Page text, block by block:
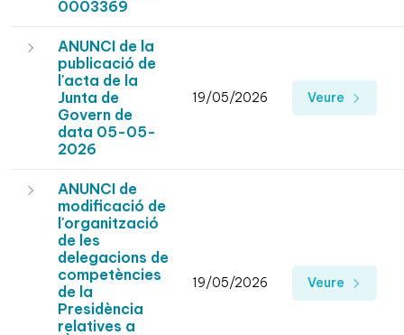
0003369
ANUNCI de la
publicació de
l'acta de la
Junta de
Govern de
data 05-05-
2026
19/05/2026 Veure
ANUNCI de
modificació de
l'organització
de les
delegacions de
competències
de la
Presidència
relatives a
19/05/2026 Veure